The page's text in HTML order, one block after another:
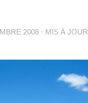
2008 · MIS À JOUR